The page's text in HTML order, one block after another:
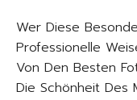
Wer Diese
Professionelle
Von Den Besten
Die Schönheit Des